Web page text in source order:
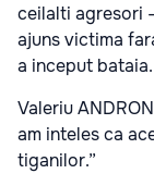
ceilalti agresori
ajuns victima
a inceput bataia.
Valeriu
am inteles ca
tiganilor.”